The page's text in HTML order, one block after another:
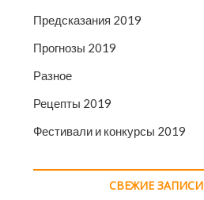
Предсказания 2019
Прогнозы 2019
Разное
Рецепты 2019
Фестивали и конкурсы 2019
СВЕЖИЕ ЗАПИСИ